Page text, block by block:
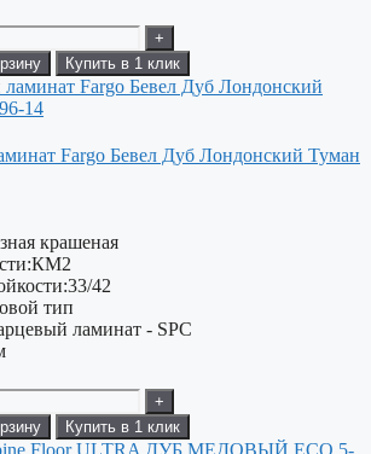
+
Купить в 1 клик
Fargo Бевел Дуб Лондонский Туман
крашеная
КМ2
33/42
тип
ламинат - SPC
+
Купить в 1 клик